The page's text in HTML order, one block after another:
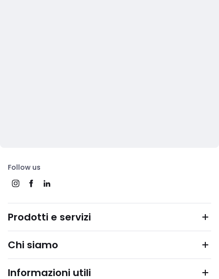
Follow us
Prodotti e servizi
Chi siamo
Informazioni utili